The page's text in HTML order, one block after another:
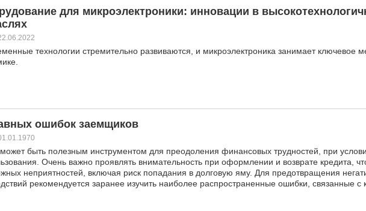
для микроэлектроники: инновации в
технологии стремительно развиваются, и микроэлектроника занимает ключевое
ошибок заемщиков
быть полезным инструментом для преодоления финансовых трудностей, при
Очень важно проявлять внимательность при оформлении и возврате кредита,
неприятностей, включая риск попадания в долговую яму. Для предотвращения
рекомендуется заранее изучить наиболее распространенные ошибки, связанные с